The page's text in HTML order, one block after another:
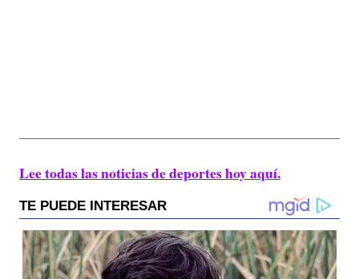
Lee todas las noticias de deportes hoy aquí.